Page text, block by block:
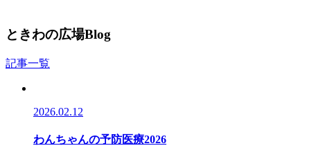
ときわの広場Blog
記事一覧
2026.02.12
わんちゃんの予防医療2026